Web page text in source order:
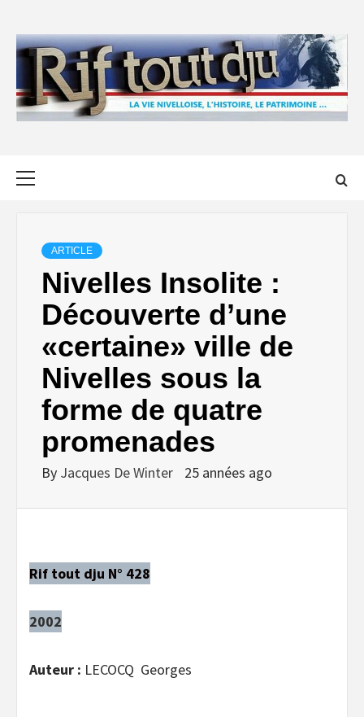
content
ARTICLE
Nivelles Insolite :
Découverte d’une
«certaine» ville de
Nivelles sous la
forme de quatre
promenades
By Jacques De Winter 25 années ago
Rif tout dju N° 428
2002
Auteur : LECOCQ Georges